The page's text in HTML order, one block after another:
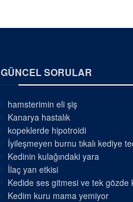
GÜNCEL SORULAR
hamsterimin eli şiş
Kanarya hastalık
kopeklerde hipotroidi
İyileşmeyen burnu tıkalı kediye
Kedinin kulağındaki yara
İlaç yan etkisi
Kedide ses gitmesi ve tek gözde
Kedim kuru mama yemiyor